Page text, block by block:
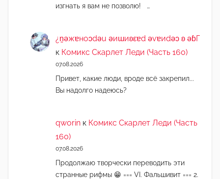
изгнать я вам не позволю! …
¿n̯ǝжɐноɔdǝu ǝиɯиʚεɐd ǝvɐиdǝɔ ʚ ǝɓГ
к Комикс Скарлет Леди (Часть 160)
07.08.2026
Привет, какие люди, вроде всё закрепил...
Вы надолго надеюсь?
qworin к Комикс Скарлет Леди (Часть
160)
07.08.2026
Продолжаю творчески переводить эти
странные рифмы 😁 === VI. Фальшивит === 2.